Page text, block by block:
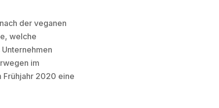
der veganen
welche
im
Frühjahr 2020 eine